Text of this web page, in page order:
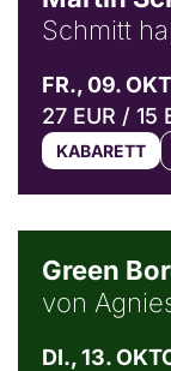
Schmitt
FR., 09.
27 EUR / 15
KABARETT
Green
von
DI., 13.